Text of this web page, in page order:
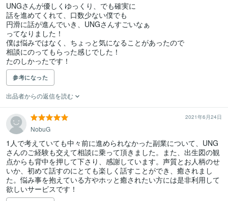
UNGさんが優しくゆっくり、でも確実に
話を進めてくれて、口数少ない僕でも
円滑に話が進んでいき、UNGさんすごいなぁ
ってなりました！
僕は悩みではなく、ちょっと気になることがあったので
相談にのってもらった感じでした！
たのしかったです！
参考になった
出品者からの返信を読む
2021年6月24日
NobuG
1人で考えていても中々前に進められなかった副業について、UNG
さんのご経験も交えて相談に乗って頂きました。また、出生図の観
点からも背中を押して下さり、感謝しています。声質とお人柄のせ
いか、初めて話すのにとても楽しく話すことができ、癒されまし
た。悩み事を抱えている方やホッと癒されたい方には是非利用して
欲しいサービスです！